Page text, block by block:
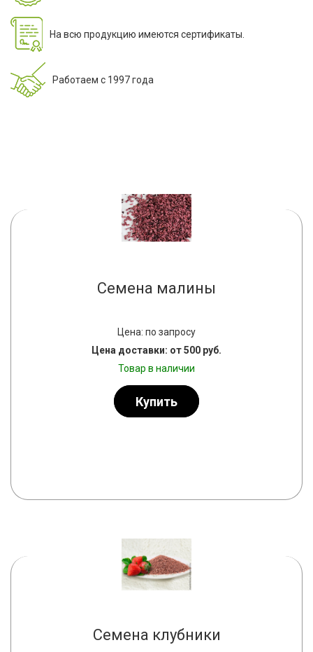
На всю продукцию имеются сертификаты.
Работаем с 1997 года
Семена малины
Цена: по запросу
Цена доставки: от 500 руб.
Товар в наличии
Купить
Семена клубники